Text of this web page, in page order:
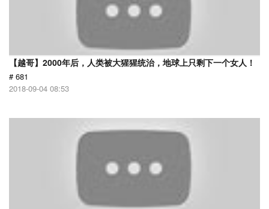
【越哥】2000年后，人类被大猩猩统治，地球上只剩下一个女人！
# 681
2018-09-04 08:53